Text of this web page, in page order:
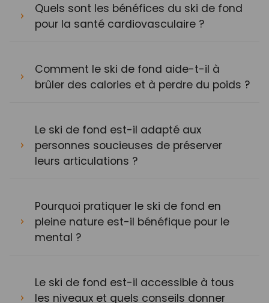
Quels sont les bénéfices du ski de fond
pour la santé cardiovasculaire ?
Comment le ski de fond aide-t-il à
brûler des calories et à perdre du poids ?
Le ski de fond est-il adapté aux
personnes soucieuses de préserver
leurs articulations ?
Pourquoi pratiquer le ski de fond en
pleine nature est-il bénéfique pour le
mental ?
Le ski de fond est-il accessible à tous
les niveaux et quels conseils donner